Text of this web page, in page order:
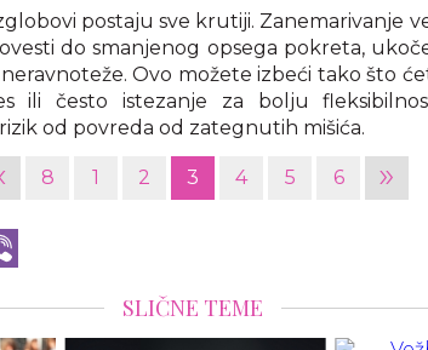
postaju sve krutiji. Zanemarivanje
do smanjenog opsega pokreta,
Ovo možete izbeći tako što
ili često istezanje za bolju
od povreda od zategnutih mišića.
8 1 2 3 4 5 6 »
SLIČNE TEME